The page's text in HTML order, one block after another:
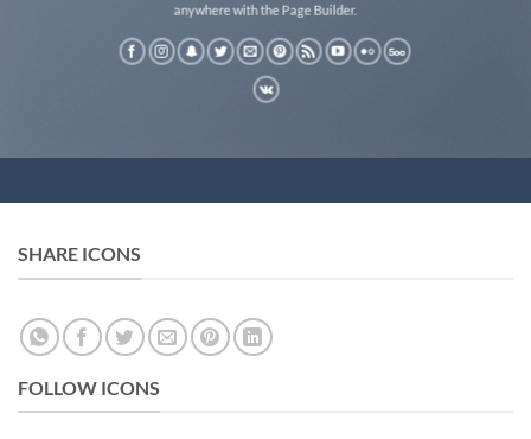
anywhere with the Page Builder.
SHARE ICONS
FOLLOW ICONS